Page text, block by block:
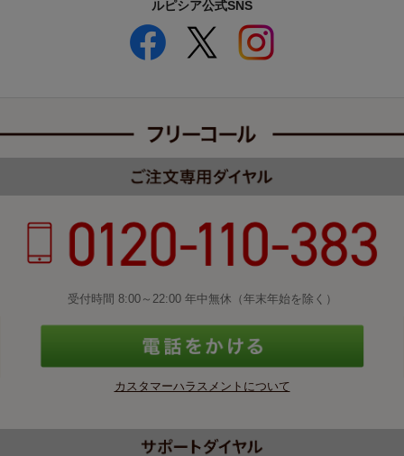
ルピシア公式SNS
受付時間 8:00～22:00 年中無休（年末年始を除く）
カスタマーハラスメントについて